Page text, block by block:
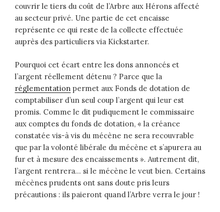
couvrir le tiers du coût de l’Arbre aux Hérons affecté
au secteur privé. Une partie de cet encaisse
représente ce qui reste de la collecte effectuée
auprès des particuliers via Kickstarter.
Pourquoi cet écart entre les dons annoncés et
l’argent réellement détenu ? Parce que la
réglementation permet aux Fonds de dotation de
comptabiliser d’un seul coup l’argent qui leur est
promis. Comme le dit pudiquement le commissaire
aux comptes du fonds de dotation, « la créance
constatée vis-à vis du mécène ne sera recouvrable
que par la volonté libérale du mécène et s’apurera au
fur et à mesure des encaissements ». Autrement dit,
l’argent rentrera… si le mécène le veut bien. Certains
mécènes prudents ont sans doute pris leurs
précautions : ils paieront quand l’Arbre verra le jour !